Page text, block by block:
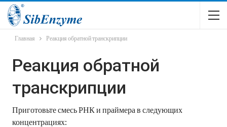
Главная Реакция обратной транскрипции
Реакция обратной
транскрипции
Приготовьте смесь РНК и праймера в следующих
концентрациях: